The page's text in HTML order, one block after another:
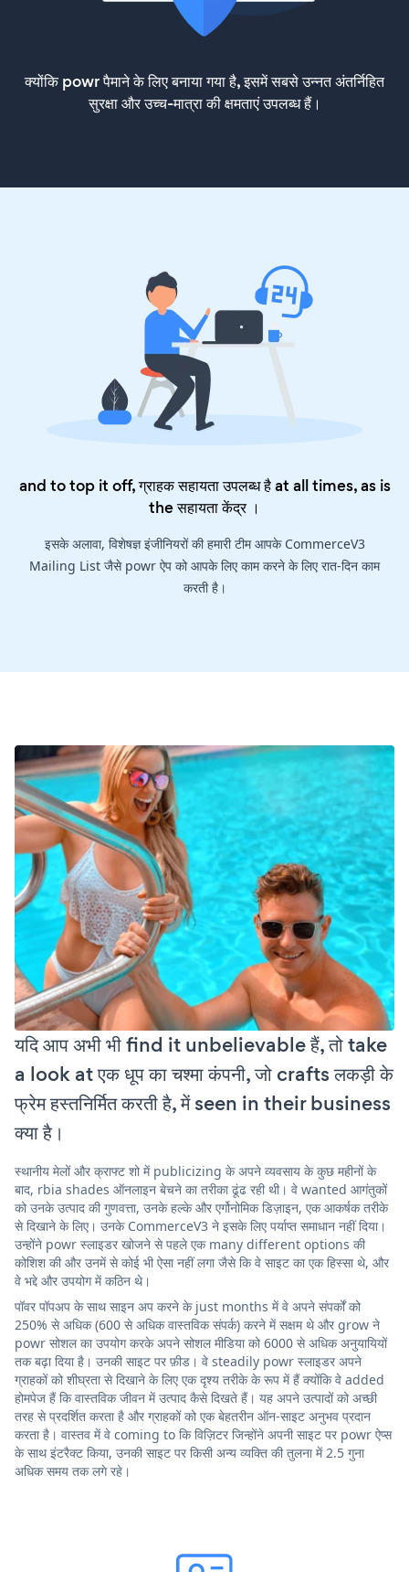
क्योंकि powr पैमाने के लिए बनाया गया है, इसमें सबसे उन्नत अंतर्निहित
सुरक्षा और उच्च-मात्रा की क्षमताएं उपलब्ध हैं।
and to top it off, ग्राहक सहायता उपलब्ध है at all times, as is
theसहायता केंद्र।
इसके अलावा, विशेषज्ञ इंजीनियरों की हमारी टीम आपके CommerceV3
Mailing List जैसे powr ऐप को आपके लिए काम करने के लिए रात-दिन काम
करती है।
यदि आप अभी भी find it unbelievable हैं, तो take
a look at एक धूप का चश्मा कंपनी, जो crafts लकड़ी के
फ्रेम हस्तनिर्मित करती है, में seen in their business
क्या है।
स्थानीय मेलों और क्राफ्ट शो में publicizing के अपने व्यवसाय के कुछ महीनों के
बाद, rbia shades ऑनलाइन बेचने का तरीका ढूंढ रही थी। वे wanted आगंतुकों
को उनके उत्पाद की गुणवत्ता, उनके हल्के और एर्गोनोमिक डिज़ाइन, एक आकर्षक तरीके
से दिखाने के लिए। उनके CommerceV3 ने इसके लिए पर्याप्त समाधान नहीं दिया।
उन्होंने powr स्लाइडर खोजने से पहले एक many different options की
कोशिश की और उनमें से कोई भी ऐसा नहीं लगा जैसे कि वे साइट का एक हिस्सा थे, और
वे भद्दे और उपयोग में कठिन थे।
पॉवर पॉपअप के साथ साइन अप करने के just months में वे अपने संपर्कों को
250% से अधिक (600 से अधिक वास्तविक संपर्क) करने में सक्षम थे और grow ने
powr सोशल का उपयोग करके अपने सोशल मीडिया को 6000 से अधिक अनुयायियों
तक बढ़ा दिया है। उनकी साइट पर फ़ीड। वे steadily powr स्लाइडर अपने
ग्राहकों को शीघ्रता से दिखाने के लिए एक दृश्य तरीके के रूप में हैं क्योंकि वे added
होमपेज हैं कि वास्तविक जीवन में उत्पाद कैसे दिखते हैं। यह अपने उत्पादों को अच्छी
तरह से प्रदर्शित करता है और ग्राहकों को एक बेहतरीन ऑन-साइट अनुभव प्रदान
करता है। वास्तव में वे coming to कि विज़िटर जिन्होंने अपनी साइट पर powr ऐप्स
के साथ इंटरैक्ट किया, उनकी साइट पर किसी अन्य व्यक्ति की तुलना में 2.5 गुना
अधिक समय तक लगे रहे।